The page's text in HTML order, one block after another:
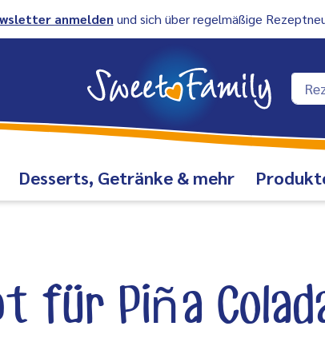
anmelden und sich über regelmäßige
Desserts, Getränke & mehr
für Piña